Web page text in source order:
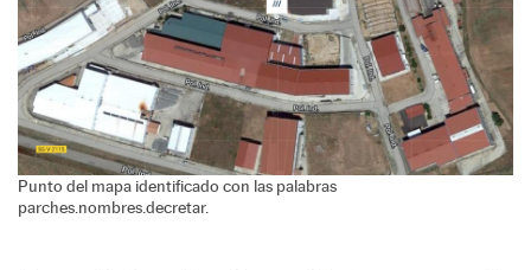
Punto del mapa identificado con las palabras
parches.nombres.decretar.